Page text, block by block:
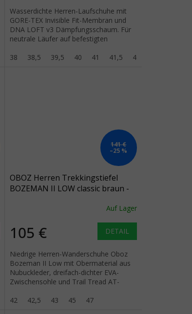
Wasserdichte Herren-Laufschuhe mit
GORE-TEX Invisible Fit-Membran und
DNA LOFT v3 Dämpfungsschaum. Für
neutrale Läufer auf befestigten
38
38,5 39,5 40 41 41,5 42,5
46,5 47
141 €
–25 %
OBOZ Herren Trekkingstiefel
BOZEMAN II LOW classic braun -
Auf Lager
105 € DETAIL
Niedrige Herren-Wanderschuhe Oboz
Bozeman II Low mit Obermaterial aus
Nubuckleder, dreifach-dichter EVA-
Zwischensohle und Trail Tread AT-
42
42,5 43 45 47